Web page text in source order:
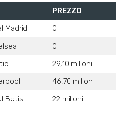
PREZZO
Madrid
0
0
29,10 milioni
46,70 milioni
Betis 22 milioni